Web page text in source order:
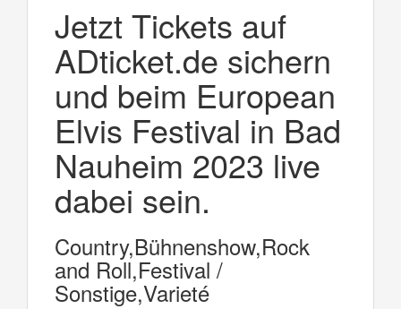
Jetzt Tickets auf
ADticket.de sichern
und beim European
Elvis Festival in Bad
Nauheim 2023 live
dabei sein.
Country,Bühnenshow,Rock
and Roll,Festival /
Sonstige,Varieté